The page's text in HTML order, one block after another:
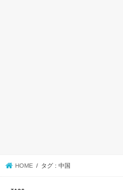
HOME タグ : 中国